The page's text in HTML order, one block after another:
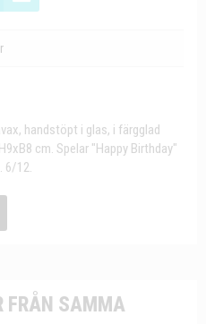
handstöpt i glas, i färgglad
cm. Spelar "Happy Birthday"
6/12.
FRÅN SAMMA